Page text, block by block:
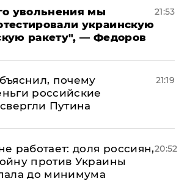
увольнения мы
украинскую
ракету", — Федоров
21:53
почему
российские
Путина
21:19
работает: доля россиян,
против Украины
до минимума
20:52